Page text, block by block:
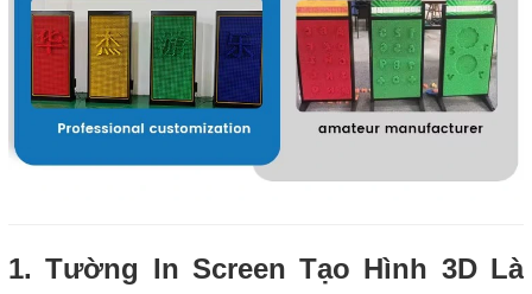
1. Tường In Screen Tạo Hình 3D Là